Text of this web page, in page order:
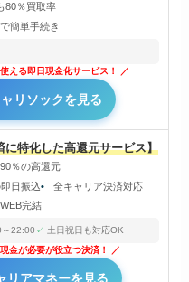
80％買取率
簡単手続き
える即日現金化サービス！
リソックを見る
に特化した高還元サービス】
％の高還元
日振込
全キャリア決済対応
完結
22:00
土日祝日も対応OK
金が必要が役立つ決済！
リアマネーを見る